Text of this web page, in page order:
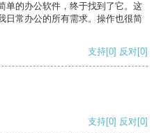
单的办公软件，终于找到了它。这
日常办公的所有需求。操作也很简
支持[0] 反对[0]
支持[0] 反对[0]